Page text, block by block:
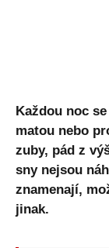
Každou noc
matou nebo
zuby, pád z
sny nejsou
znamenají,
jinak.